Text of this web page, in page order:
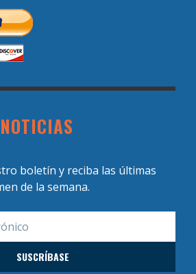
boletín y reciba las últimas
de la semana.